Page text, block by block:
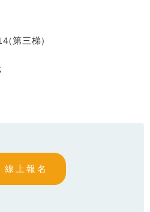
第三梯)
線上報名